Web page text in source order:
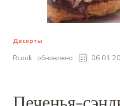
Десерты
Rcook обновлено